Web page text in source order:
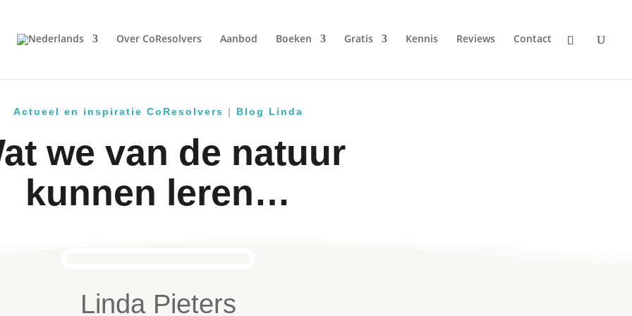
Over CoResolvers Aanbod Boeken Gratis Kennis Reviews Contact
Actueel en inspiratie CoResolvers | Blog Linda
we van de natuur
kunnen leren…
Linda Pieters